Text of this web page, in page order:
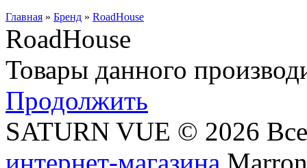
Главная » Бренд » RoadHouse
RoadHouse
Товары данного
Продолжить
SATURN VUE © 2026